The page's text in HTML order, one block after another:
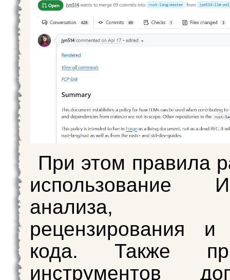
При этом правила
анализа,
рецензирования и
кода. Также
инструментов